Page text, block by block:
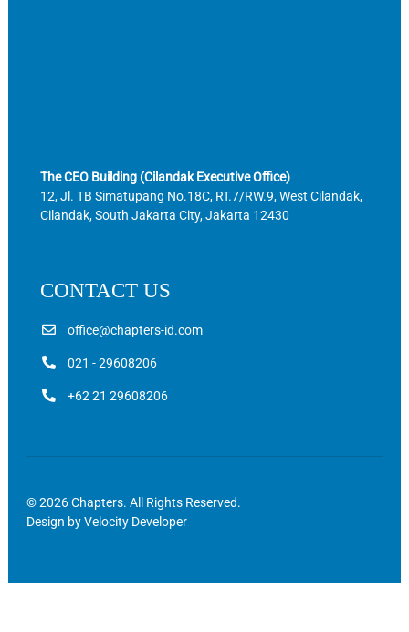
The CEO Building (Cilandak Executive Office)
12, Jl. TB Simatupang No.18C, RT.7/RW.9, West Cilandak,
Cilandak, South Jakarta City, Jakarta 12430
CONTACT US
office@chapters-id.com
021 - 29608206
+62 21 29608206
© 2026 Chapters. All Rights Reserved.
Design byVelocity Developer